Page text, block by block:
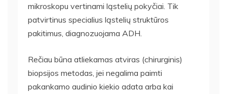
mikroskopu vertinami ląstelių pokyčiai. Tik
patvirtinus specialius ląstelių struktūros
pakitimus, diagnozuojama ADH.
Rečiau būna atliekamas atviras (chirurginis)
biopsijos metodas, jei negalima paimti
pakankamo audinio kiekio adata arba kai